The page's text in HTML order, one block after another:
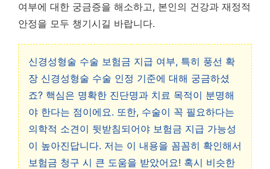
여부에 대한 궁금증을 해소하고, 본인의 건강과 재정적
안정을 모두 챙기시길 바랍니다.
신경성형술 수술 보험금 지급 여부, 특히 풍선 확
장 신경성형술 수술 인정 기준에 대해 궁금하셨
죠? 핵심은 명확한 진단명과 치료 목적이 분명해
야 한다는 점이에요. 또한, 수술이 꼭 필요하다는
의학적 소견이 뒷받침되어야 보험금 지급 가능성
이 높아진답니다. 저는 이 내용을 꼼꼼히 확인해서
보험금 청구 시 큰 도움을 받았어요! 혹시 비슷한